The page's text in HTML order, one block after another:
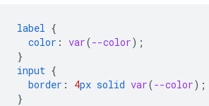
label {
color : var(--color);
}
input {
border : 4px solid var(--color);
}